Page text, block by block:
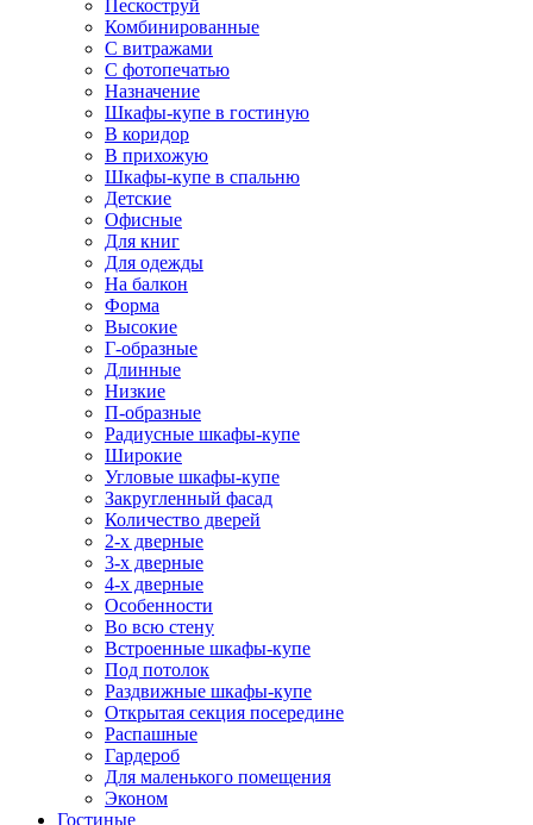
Пескоструй
Комбинированные
С витражами
С фотопечатью
Назначение
Шкафы-купе в гостиную
В коридор
В прихожую
Шкафы-купе в спальню
Детские
Офисные
Для книг
Для одежды
На балкон
Форма
Высокие
Г-образные
Длинные
Низкие
П-образные
Радиусные шкафы-купе
Широкие
Угловые шкафы-купе
Закругленный фасад
Количество дверей
2-х дверные
3-х дверные
4-х дверные
Особенности
Во всю стену
Встроенные шкафы-купе
Под потолок
Раздвижные шкафы-купе
Открытая секция посередине
Распашные
Гардероб
Для маленького помещения
Эконом
Гостиные